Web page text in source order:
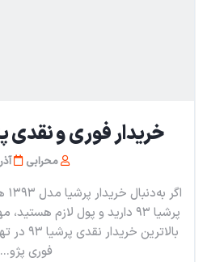
خریدار فوری و نقدی پژو
محرابی آذر 9, 1404
پرشیا ۹۳ دارید و پول لازم
فوری پژو...